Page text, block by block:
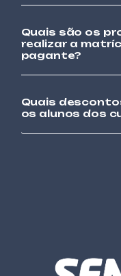
TÊXTIL
COSTURA
OVERLOCK
COSTURA
OVERLOCK
DECORAÇÃO
Quais são os
realizar a
pagante?
Quais
os alunos dos